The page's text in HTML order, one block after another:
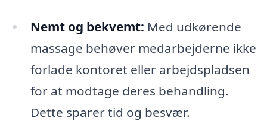
Nemt og bekvemt: Med udkørende
massage behøver medarbejderne ikke
forlade kontoret eller arbejdspladsen
for at modtage deres behandling.
Dette sparer tid og besvær.